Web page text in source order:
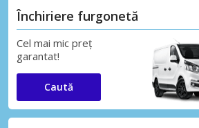
Închiriere furgonetă
Cel mai mic preț
garantat!
Caută